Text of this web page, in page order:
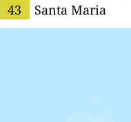
43 Santa Maria